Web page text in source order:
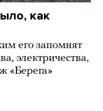
как
его запомнят
электричества,
«Берега»